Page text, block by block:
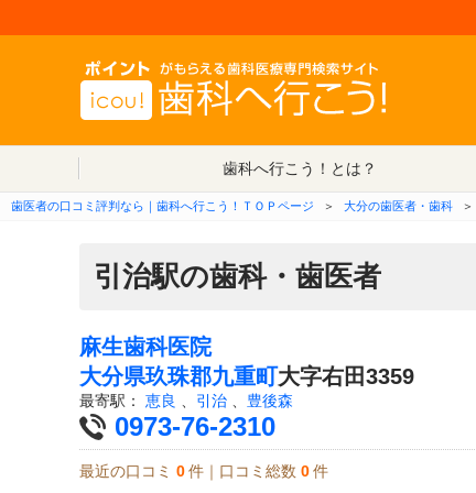
歯科へ行こう！とは？
歯医者の口コミ評判なら｜歯科へ行こう！ＴＯＰページ ＞ 大分の歯医者・歯科 ＞
引治駅の歯科・歯医者
麻生歯科医院
大分県玖珠郡九重町大字右田3359
最寄駅： 恵良 引治 豊後森
0973-76-2310
最近の口コミ 0 件｜口コミ総数 0 件